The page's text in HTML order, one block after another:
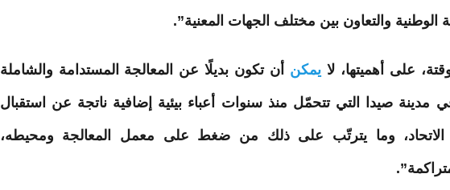
الوطنية والتعاون بين مختلف الجهات المعنية”.
على أهميتها، لايمكن أن تكون بديلًا عن المعالجة المستدامة والشاملة
مدينة صيدا التي تتحمّل منذ سنوات أعباء بيئية إضافية ناتجة عن استقبال
وما يترتّب على ذلك من ضغط على معمل المعالجة ومحيطه،